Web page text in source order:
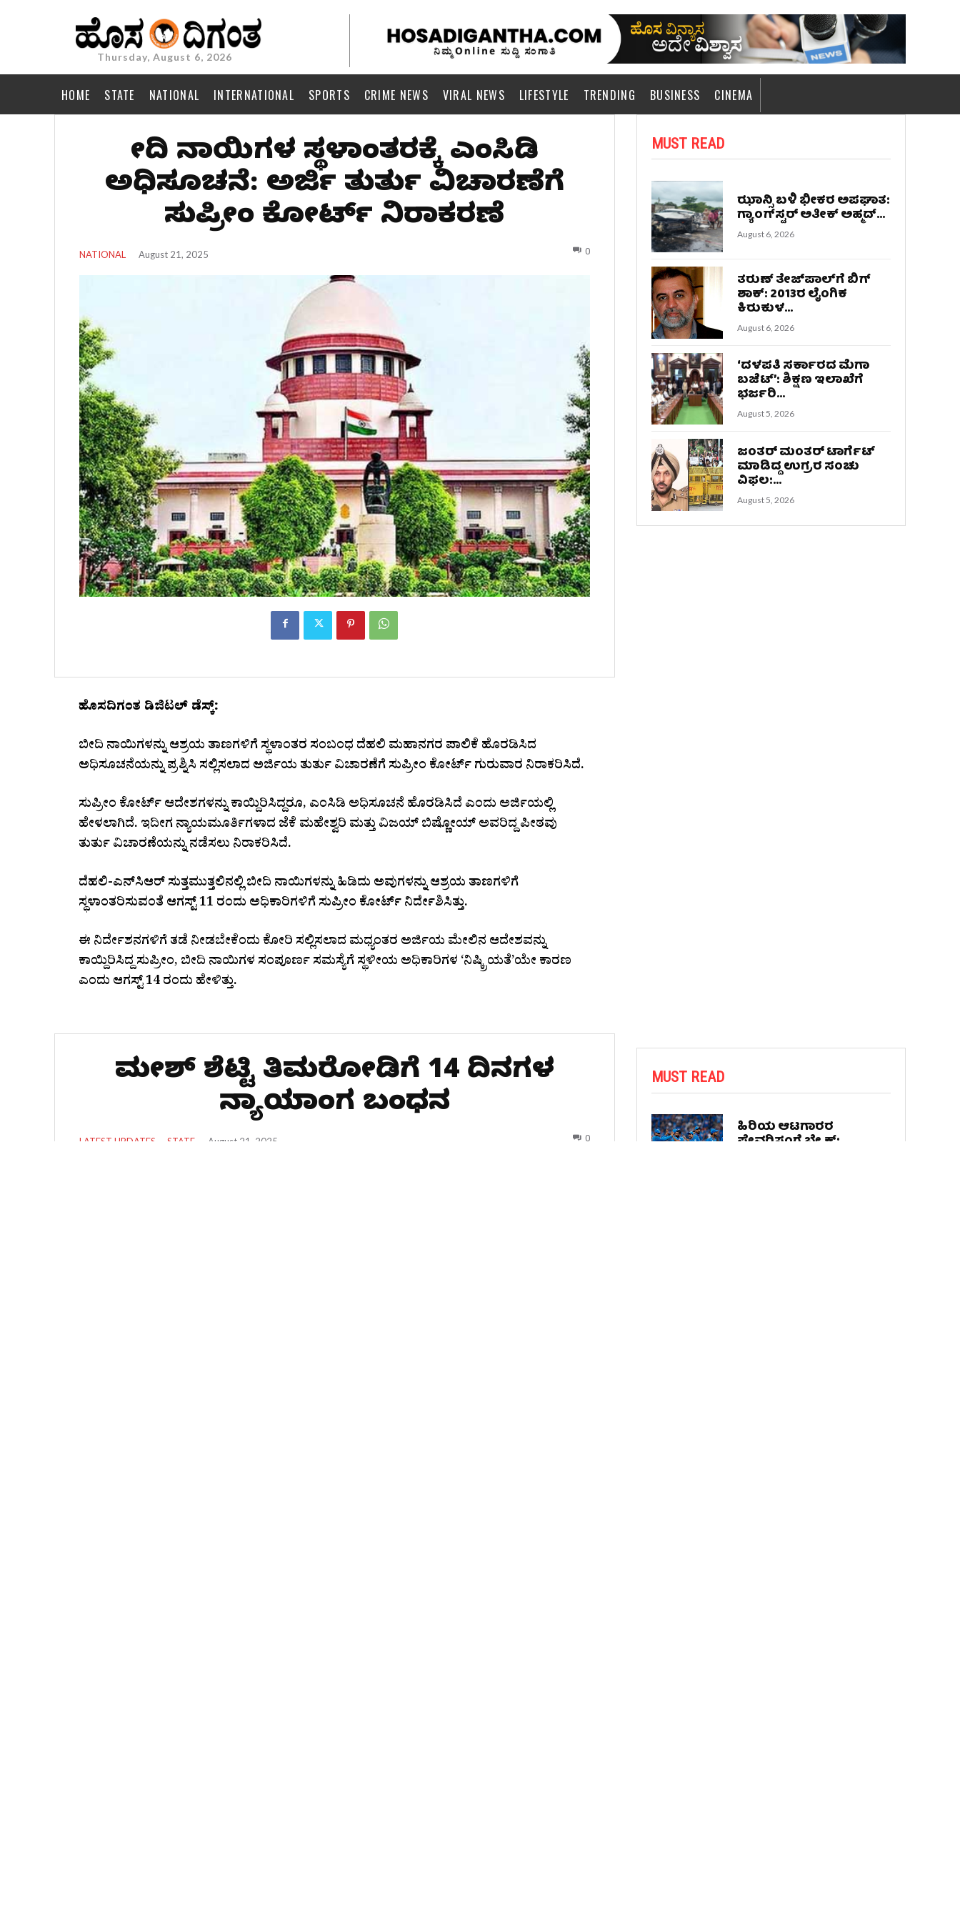
Thursday, August 6, 2026
HOME STATE NATIONAL INTERNATIONAL SPORTS CRIME NEWS VIRAL NEWS LIFESTYLE TRENDING BUSINESS CINEMA
ಬೀದಿ ನಾಯಿಗಳ ಸ್ಥಳಾಂತರಕ್ಕೆ ಎಂಸಿಡಿ
ಅಧಿಸೂಚನೆ: ಅರ್ಜಿ ತುರ್ತು ವಿಚಾರಣೆಗೆ
ಸುಪ್ರೀಂ ಕೋರ್ಟ್ ನಿರಾಕರಣೆ
NATIONAL August 21, 2025 0
ಹೊಸದಿಗಂತ ಡಿಜಿಟಲ್ ಡೆಸ್ಕ್:
ಬೀದಿ ನಾಯಿಗಳನ್ನು ಆಶ್ರಯ ತಾಣಗಳಿಗೆ ಸ್ಥಳಾಂತರ ಸಂಬಂಧ ದೆಹಲಿ ಮಹಾನಗರ ಪಾಲಿಕೆ ಹೊರಡಿಸಿದ
ಅಧಿಸೂಚನೆಯನ್ನು ಪ್ರಶ್ನಿಸಿ ಸಲ್ಲಿಸಲಾದ ಅರ್ಜಿಯ ತುರ್ತು ವಿಚಾರಣೆಗೆ ಸುಪ್ರೀಂ ಕೋರ್ಟ್ ಗುರುವಾರ ನಿರಾಕರಿಸಿದೆ.
ಸುಪ್ರೀಂ ಕೋರ್ಟ್ ಆದೇಶಗಳನ್ನು ಕಾಯ್ದಿರಿಸಿದ್ದರೂ, ಎಂಸಿಡಿ ಅಧಿಸೂಚನೆ ಹೊರಡಿಸಿದೆ ಎಂದು ಅರ್ಜಿಯಲ್ಲಿ
ಹೇಳಲಾಗಿದೆ. ಇದೀಗ ನ್ಯಾಯಮೂರ್ತಿಗಳಾದ ಜೆಕೆ ಮಹೇಶ್ವರಿ ಮತ್ತು ವಿಜಯ್ ಬಿಷ್ಣೋಯ್ ಅವರಿದ್ದ ಪೀಠವು
ತುರ್ತು ವಿಚಾರಣೆಯನ್ನು ನಡೆಸಲು ನಿರಾಕರಿಸಿದೆ.
ದೆಹಲಿ-ಎನ್‌ಸಿಆರ್‌ ಸುತ್ತಮುತ್ತಲಿನಲ್ಲಿ ಬೀದಿ ನಾಯಿಗಳನ್ನು ಹಿಡಿದು ಅವುಗಳನ್ನು ಆಶ್ರಯ ತಾಣಗಳಿಗೆ
ಸ್ಥಳಾಂತರಿಸುವಂತೆ ಆಗಸ್ಟ್ 11 ರಂದು ಅಧಿಕಾರಿಗಳಿಗೆ ಸುಪ್ರೀಂ ಕೋರ್ಟ್ ನಿರ್ದೇಶಿಸಿತ್ತು.
ಈ ನಿರ್ದೇಶನಗಳಿಗೆ ತಡೆ ನೀಡಬೇಕೆಂದು ಕೋರಿ ಸಲ್ಲಿಸಲಾದ ಮಧ್ಯಂತರ ಅರ್ಜಿಯ ಮೇಲಿನ ಆದೇಶವನ್ನು
ಕಾಯ್ದಿರಿಸಿದ್ದ ಸುಪ್ರೀಂ, ಬೀದಿ ನಾಯಿಗಳ ಸಂಪೂರ್ಣ ಸಮಸ್ಯೆಗೆ ಸ್ಥಳೀಯ ಅಧಿಕಾರಿಗಳ ‘ನಿಷ್ಕ್ರಿಯತೆ’ಯೇ ಕಾರಣ
ಎಂದು ಆಗಸ್ಟ್ 14 ರಂದು ಹೇಳಿತ್ತು.
MUST READ
ಝಾನ್ಸಿ ಬಳಿ ಭೀಕರ ಅಪಘಾತ:
ಗ್ಯಾಂಗ್‌ಸ್ಟರ್‌ ಅತೀಕ್ ಅಹ್ಮದ್...
August 6, 2026
ತರುಣ್ ತೇಜ್‌ಪಾಲ್‌ಗೆ ಬಿಗ್
ಶಾಕ್: 2013ರ ಲೈಂಗಿಕ
ಕಿರುಕುಳ...
August 6, 2026
‘ದಳಪತಿ ಸರ್ಕಾರದ ಮೆಗಾ
ಬಜೆಟ್’: ಶಿಕ್ಷಣ ಇಲಾಖೆಗೆ
ಭರ್ಜರಿ...
August 5, 2026
ಜಂತರ್ ಮಂತರ್ ಟಾರ್ಗೆಟ್
ಮಾಡಿದ್ದ ಉಗ್ರರ ಸಂಚು
ವಿಫಲ:...
August 5, 2026